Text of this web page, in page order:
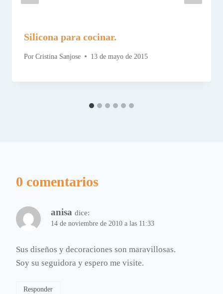
Silicona para cocinar.
Por Cristina Sanjose 13 de mayo de 2015
0 comentarios
anisa dice:
14 de noviembre de 2010 a las 11:33
Sus diseños y decoraciones son maravillosas.
Soy su seguidora y espero me visite.
Responder